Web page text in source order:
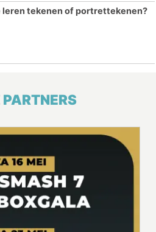
leren tekenen of portrettekenen?
PARTNERS